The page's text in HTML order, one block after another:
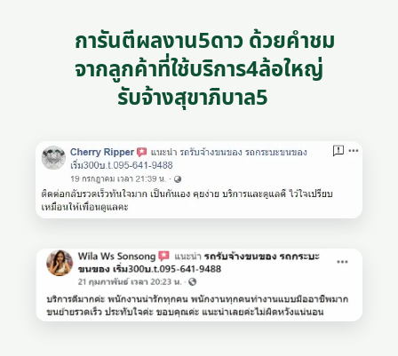
การันตีผลงาน5ดาว ด้วยคำชม
จากลูกค้าที่ใช้บริการ4ล้อใหญ่
รับจ้างสุขาภิบาล5